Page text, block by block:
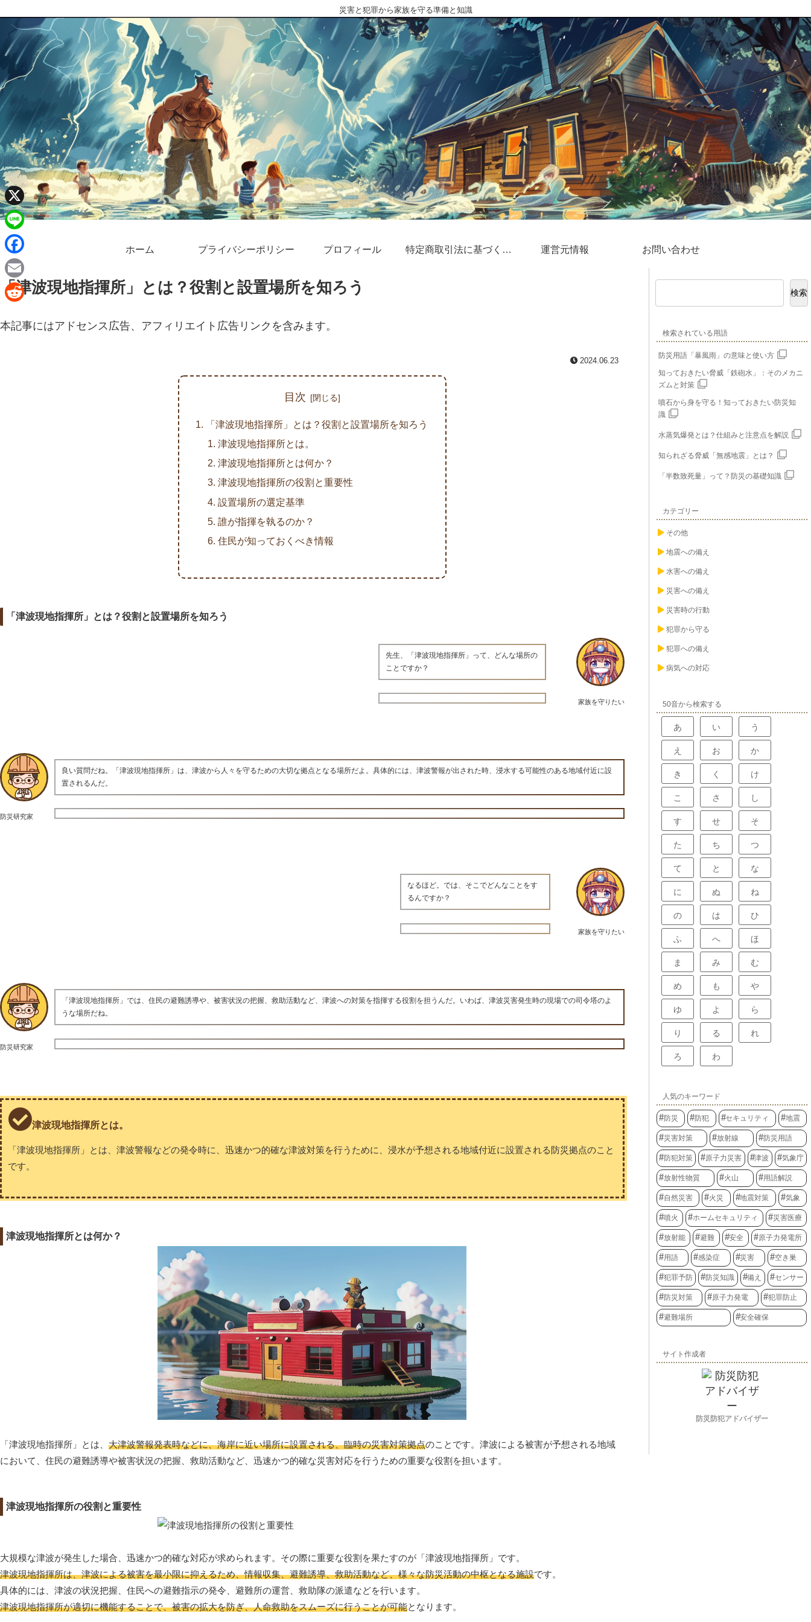
災害と犯罪から家族を守る準備と知識
ホーム プライバシーポリシー プロフィール 特定商取引法に基づく表記 運営元情報 お問い合わせ
「津波現地指揮所」とは？役割と設置場所を知ろう
本記事にはアドセンス広告、アフィリエイト広告リンクを含みます。
2024.06.23
目次
「津波現地指揮所」とは？役割と設置場所を知ろう
津波現地指揮所とは。
津波現地指揮所とは何か？
津波現地指揮所の役割と重要性
設置場所の選定基準
誰が指揮を執るのか？
住民が知っておくべき情報
「津波現地指揮所」とは？役割と設置場所を知ろう
家族を守りたい
先生、「津波現地指揮所」って、どんな場所の
ことですか？
防災研究家
良い質問だね。「津波現地指揮所」は、津波から人々を守るための大切な拠点となる場所だよ。具体的には、津波警報が出された時、浸水する可能性のある地域付近に設
置されるんだ。
家族を守りたい
なるほど。では、そこでどんなことをす
るんですか？
防災研究家
「津波現地指揮所」では、住民の避難誘導や、被害状況の把握、救助活動など、津波への対策を指揮する役割を担うんだ。いわば、津波災害発生時の現場での司令塔のよ
うな場所だね。
津波現地指揮所とは。
「津波現地指揮所」とは、津波警報などの発令時に、迅速かつ的確な津波対策を行うために、浸水が予想される地域付近に設置される防災拠点のこと
です。
津波現地指揮所とは何か？
「津波現地指揮所」とは、 大津波警報発表時などに、海岸に近い場所に設置される、臨時の災害対策拠点のことです。津波による被害が予想される地域
において、住民の避難誘導や被害状況の把握、救助活動など、迅速かつ的確な災害対応を行うための重要な役割を担います。
津波現地指揮所の役割と重要性
大規模な津波が発生した場合、迅速かつ的確な対応が求められます。その際に重要な役割を果たすのが「津波現地指揮所」です。
津波現地指揮所は、津波による被害を最小限に抑えるため、情報収集、避難誘導、救助活動など、様々な防災活動の中枢となる施設です。
具体的には、津波の状況把握、住民への避難指示の発令、避難所の運営、救助隊の派遣などを行います。
津波現地指揮所が適切に機能することで、被害の拡大を防ぎ、人命救助をスムーズに行うことが可能となります。
検索
検索されている用語
防災用語「暴風雨」の意味と使い方
知っておきたい脅威「鉄砲水」：そのメカニ
ズムと対策
噴石から身を守る！知っておきたい防災知
識
水蒸気爆発とは？仕組みと注意点を解説
知られざる脅威「無感地震」とは？
「半数致死量」って？防災の基礎知識
カテゴリー
その他
地震への備え
水害への備え
災害への備え
災害時の行動
犯罪から守る
犯罪への備え
病気への対応
50音から検索する
あ い う
え お か
き く け
こ さ し
す せ そ
た ち つ
て と な
に ぬ ね
の は ひ
ふ へ ほ
ま み む
め も や
ゆ よ ら
り る れ
ろ わ
人気のキーワード
防災 防犯 セキュリティ 地震
災害対策 放射線 防災用語
防犯対策 原子力災害 津波 気象庁
放射性物質 火山 用語解説
自然災害 火災 地震対策 気象
噴火 ホームセキュリティ 災害医療
放射能 避難 安全 原子力発電所
用語 感染症 災害 空き巣
犯罪予防 防災知識 備え センサー
防災対策 原子力発電 犯罪防止
避難場所 安全確保
サイト作成者
防災防犯アドバイザー
X
L
n
e
F
a
c
e
E
a
e